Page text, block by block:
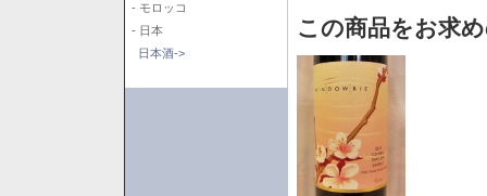
- モロッコ
- 日本
日本酒->
この商品をお求